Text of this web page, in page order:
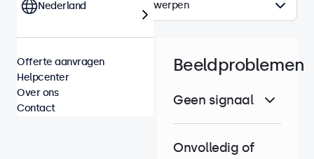
Onderwerpen
Beeldproblemen
Geen signaal
Onvolledig of
Nederland
Offerte aanvragen
Helpcenter
Over ons
Contact